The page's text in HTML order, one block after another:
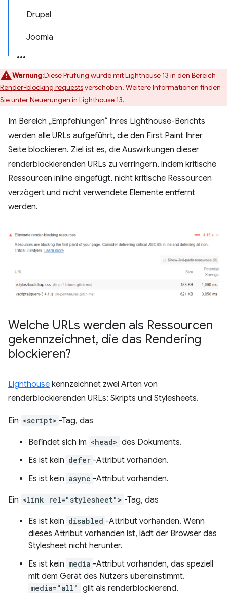
Drupal
Joomla
Warnung:Diese Prüfung wurde mit Lighthouse 13 in den Bereich
Render-blocking requestsverschoben. Weitere Informationen finden
Sie unterNeuerungen in Lighthouse 13.
Im Bereich „Empfehlungen“ Ihres Lighthouse-Berichts
werden alle URLs aufgeführt, die den First Paint Ihrer
Seite blockieren. Ziel ist es, die Auswirkungen dieser
renderblockierenden URLs zu verringern, indem kritische
Ressourcen inline eingefügt, nicht kritische Ressourcen
verzögert und nicht verwendete Elemente entfernt
werden.
Welche URLs werden als Ressourcen
gekennzeichnet, die das Rendering
blockieren?
Lighthouse kennzeichnet zwei Arten von
renderblockierenden URLs: Skripts und Stylesheets.
Ein <script> -Tag, das
Befindet sich im <head> des Dokuments.
Es ist kein defer -Attribut vorhanden.
Es ist kein async -Attribut vorhanden.
Ein <link rel="stylesheet"> -Tag, das
Es ist kein disabled -Attribut vorhanden. Wenn
dieses Attribut vorhanden ist, lädt der Browser das
Stylesheet nicht herunter.
Es ist kein media -Attribut vorhanden, das speziell
mit dem Gerät des Nutzers übereinstimmt.
media="all" gilt als renderblockierend.